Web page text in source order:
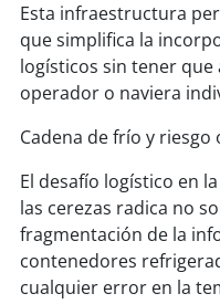
Esta infraestructura
que simplifica la
logísticos sin tener que
operador o naviera
Cadena de frío y riesgo
El desafío logístico en
las cerezas radica no
fragmentación de la
contenedores
cualquier error en la